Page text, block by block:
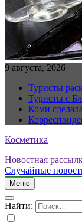
9 августа, 2026
Туристы
Туристы с
Коми
Косметика
Новостная
Случайные
Меню
Найти: